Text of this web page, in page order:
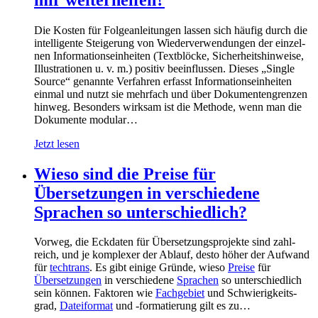
Die Kosten für Folgeanleitungen lassen sich häufig durch die
intel­li­gen­te Stei­gerung von Wieder­ver­wen­dungen der ein­zel­
nen In­for­ma­tions­ein­heiten (Text­blöcke, Sicher­heits­hin­weise,
Illus­trationen u. v. m.) positiv be­ein­flus­sen. Dieses „Single
Source“ ge­nan­nte Ver­fahren er­fasst In­for­ma­tions­ein­heiten
einmal und nutzt sie mehr­fach und über Doku­ment­engrenzen
hin­weg. Beson­ders wir­ksam ist die Methode, wenn man die
Doku­mente modular…
Jetzt lesen
Wieso sind die Preise für
Übersetzungen in verschiedene
Sprachen so unterschiedlich?
Vorweg, die Eckdaten für Über­set­zungs­pro­jekte sind zahl­
reich, und je komplexer der Ab­lauf, desto höher der Auf­wand
fürtechtrans. Es gibt einige Gründe, wieso Preise für
Übersetzungen in ver­schie­dene Sprachen so unter­schied­lich
sein kön­nen. Faktoren wie Fachgebietund Schwierig­keits­
grad, Datei­formatund ‑formatierung gilt es zu…